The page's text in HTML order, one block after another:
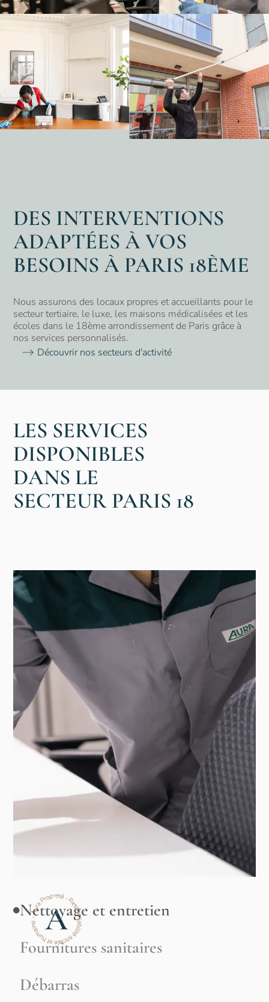
DES INTERVENTIONS
ADAPTÉES À VOS
BESOINS À PARIS 18ÈME
Nous assurons des locaux propres et accueillants pour le
secteur tertiaire, le luxe, les maisons médicalisées et les
écoles dans le 18ème arrondissement de Paris grâce à
nos services personnalisés.
Découvrir nos secteurs d'activité
LES SERVICES
DISPONIBLES
DANS LE
SECTEUR PARIS 18
Nettoyage et entretien
Fournitures sanitaires
Débarras